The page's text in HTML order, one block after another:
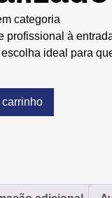
categoria
profissional à
ideal para